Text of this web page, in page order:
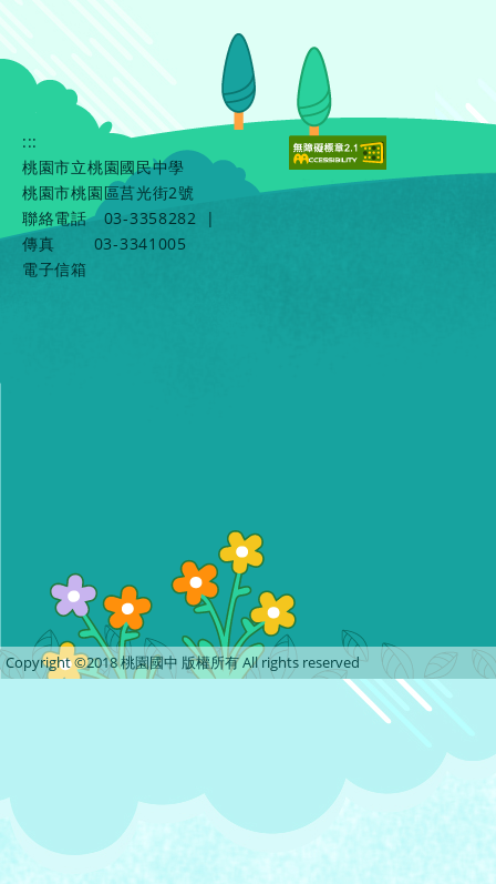
:::
桃園市立桃園國民中學
桃園市桃園區莒光街2號
聯絡電話
03-3358282
|
傳真
03-3341005
電子信箱
Copyright ©2018 桃園國中 版權所有 All rights reserved